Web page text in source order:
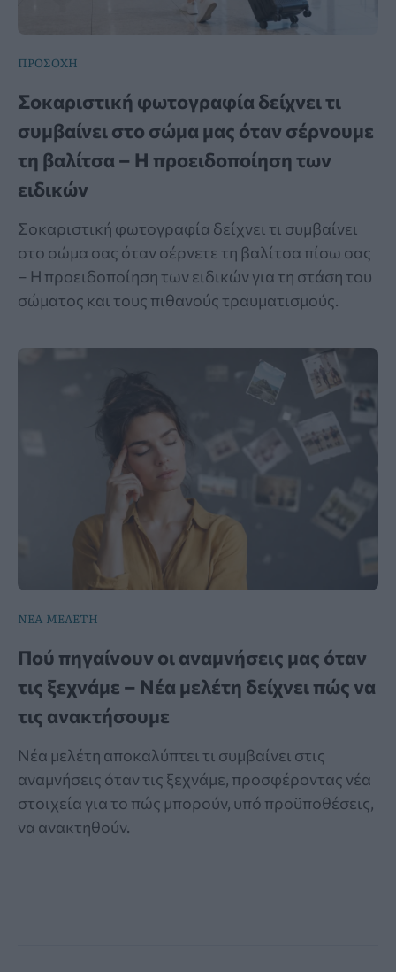
ΠΡΟΣΟΧΗ
Σοκαριστική φωτογραφία δείχνει τι
συμβαίνει στο σώμα μας όταν σέρνουμε
τη βαλίτσα – Η προειδοποίηση των
ειδικών
Σοκαριστική φωτογραφία δείχνει τι συμβαίνει
στο σώμα σας όταν σέρνετε τη βαλίτσα πίσω σας
– Η προειδοποίηση των ειδικών για τη στάση του
σώματος και τους πιθανούς τραυματισμούς.
ΝΕΑ ΜΕΛΕΤΗ
Πού πηγαίνουν οι αναμνήσεις μας όταν
τις ξεχνάμε – Νέα μελέτη δείχνει πώς να
τις ανακτήσουμε
Νέα μελέτη αποκαλύπτει τι συμβαίνει στις
αναμνήσεις όταν τις ξεχνάμε, προσφέροντας νέα
στοιχεία για το πώς μπορούν, υπό προϋποθέσεις,
να ανακτηθούν.